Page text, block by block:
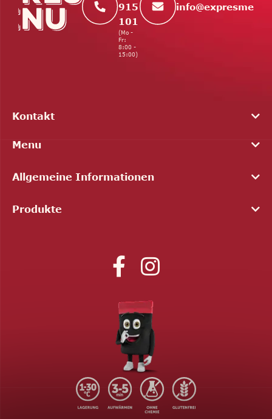
915
101
(Mo -
Fr:
8:00 -
15:00)
info@
Kontakt
Menu
Allgemeine Informationen
Produkte